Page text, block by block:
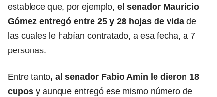
establece que, por ejemplo, el senador Mauricio
Gómez entregó entre 25 y 28 hojas de vida de
las cuales le habían contratado, a esa fecha, a 7
personas.
Entre tanto, al senador Fabio Amín le dieron 18
cupos y aunque entregó ese mismo número de